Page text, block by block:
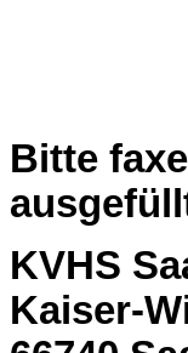
Bitte
KVHS
Kaiser-